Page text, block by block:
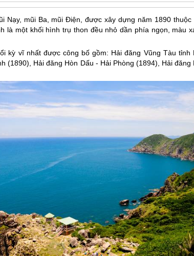
Nạy, mũi Ba, mũi Điện, được xây dựng năm 1890
là một khối hình trụ thon đều nhỏ dần phía ngọn, màu
kỳ vĩ nhất được công bố gồm: Hải đăng Vũng Tàu
(1890), Hải đăng Hòn Dấu - Hải Phòng (1894), Hải